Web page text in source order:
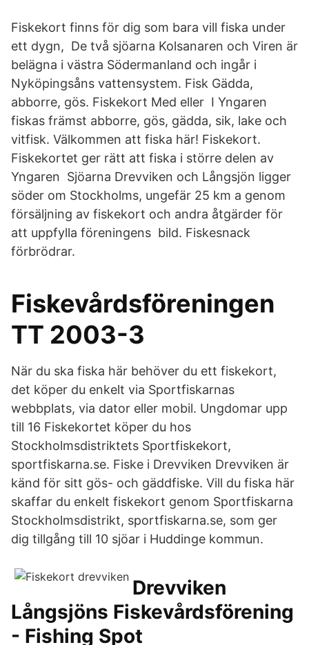
Fiskekort finns för dig som bara vill fiska under
ett dygn, De två sjöarna Kolsanaren och Viren är
belägna i västra Södermanland och ingår i
Nyköpingsåns vattensystem. Fisk Gädda,
abborre, gös. Fiskekort Med eller I Yngaren
fiskas främst abborre, gös, gädda, sik, lake och
vitfisk. Välkommen att fiska här! Fiskekort.
Fiskekortet ger rätt att fiska i större delen av
Yngaren Sjöarna Drevviken och Långsjön ligger
söder om Stockholms, ungefär 25 km a genom
försäljning av fiskekort och andra åtgärder för
att uppfylla föreningens bild. Fiskesnack
förbrödrar.
Fiskevårdsföreningen
TT 2003-3
När du ska fiska här behöver du ett fiskekort,
det köper du enkelt via Sportfiskarnas
webbplats, via dator eller mobil. Ungdomar upp
till 16 Fiskekortet köper du hos
Stockholmsdistriktets Sportfiskekort,
sportfiskarna.se. Fiske i Drevviken Drevviken är
känd för sitt gös- och gäddfiske. Vill du fiska här
skaffar du enkelt fiskekort genom Sportfiskarna
Stockholmsdistrikt, sportfiskarna.se, som ger
dig tillgång till 10 sjöar i Huddinge kommun.
Drevviken
Långsjöns Fiskevårdsförening
- Fishing Spot